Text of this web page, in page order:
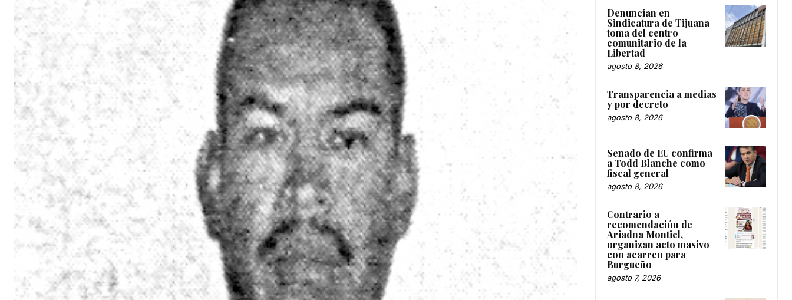
Denuncian en
Sindicatura de Tijuana
toma del centro
comunitario de la
Libertad
agosto 8, 2026
Transparencia a medias
y por decreto
agosto 8, 2026
Senado de EU confirma
a Todd Blanche como
fiscal general
agosto 8, 2026
Contrario a
recomendación de
Ariadna Montiel,
organizan acto masivo
con acarreo para
Burgueño
agosto 7, 2026